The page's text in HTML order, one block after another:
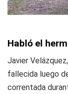
Habló el
Javier
fallecida luego
correntada